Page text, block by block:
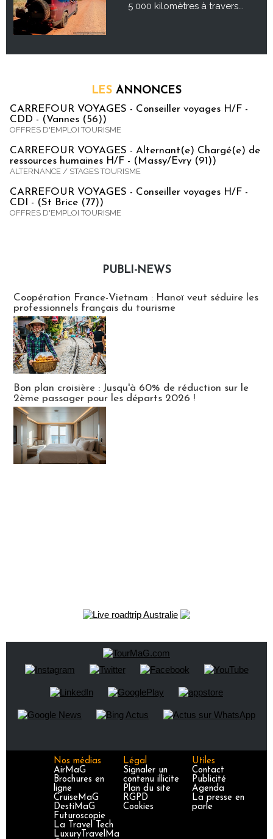
5 000 kilomètres à travers...
LES ANNONCES
CARREFOUR VOYAGES - Conseiller voyages H/F -
CDD - (Vannes (56))
OFFRES D'EMPLOI TOURISME
CARREFOUR VOYAGES - Alternant(e) Chargé(e) de
ressources humaines H/F - (Massy/Evry (91))
ALTERNANCE / STAGES TOURISME
CARREFOUR VOYAGES - Conseiller voyages H/F -
CDI - (St Brice (77))
OFFRES D'EMPLOI TOURISME
PUBLI-NEWS
Coopération France-Vietnam : Hanoï veut séduire les
professionnels français du tourisme
Bon plan croisière : Jusqu'à 60% de réduction sur le
2ème passager pour les départs 2026 !
Nos médias
AirMaG
Brochures en
ligne
CruiseMaG
DestiMaG
Futuroscopie
La Travel Tech
LuxuryTravelMa
Légal
Signaler un
contenu illicite
Plan du site
RGPD
Cookies
Utiles
Contact
Publicité
Agenda
La presse en
parle